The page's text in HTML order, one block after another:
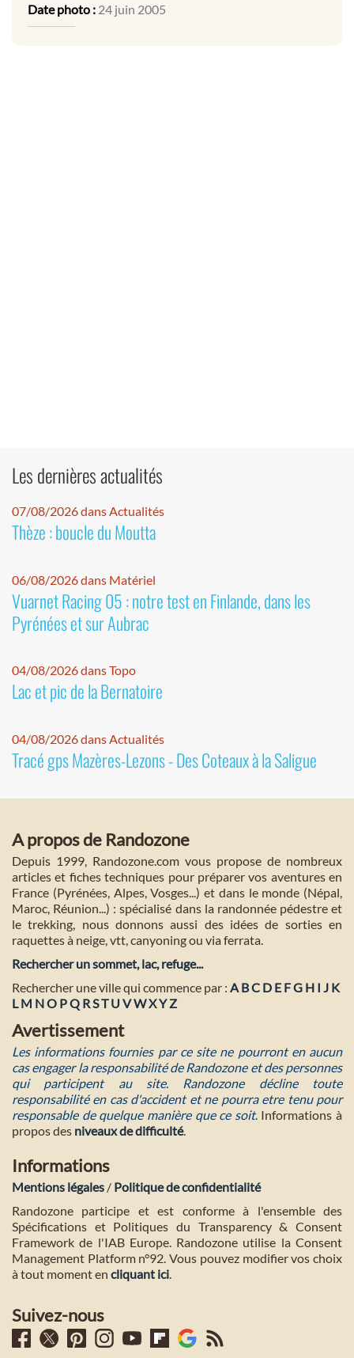
Date photo : 24 juin 2005
Les dernières actualités
07/08/2026 dans Actualités
Thèze : boucle du Moutta
06/08/2026 dans Matériel
Vuarnet Racing 05 : notre test en Finlande, dans les
Pyrénées et sur Aubrac
04/08/2026 dans Topo
Lac et pic de la Bernatoire
04/08/2026 dans Actualités
Tracé gps Mazères-Lezons - Des Coteaux à la Saligue
A propos de Randozone
Depuis 1999, Randozone.com vous propose de nombreux
articles et fiches techniques pour préparer vos aventures en
France (Pyrénées, Alpes, Vosges...) et dans le monde (Népal,
Maroc, Réunion...) : spécialisé dans la randonnée pédestre et
le trekking, nous donnons aussi des idées de sorties en
raquettes à neige, vtt, canyoning ou via ferrata.
Rechercher un sommet, lac, refuge...
Rechercher une ville qui commence par : A BC D E FG H I J K
L M NO PQ RST U VWXYZ
Avertissement
Les informations fournies par ce site ne pourront en aucun
cas engager la responsabilité de Randozone et des personnes
qui participent au site. Randozone décline toute
responsabilité en cas d'accident et ne pourra etre tenu pour
responsable de quelque manière que ce soit. Informations à
propos des niveaux de difficulté.
Informations
Mentions légales / Politique de confidentialité
Randozone participe et est conforme à l'ensemble des
Spécifications et Politiques du Transparency & Consent
Framework de l'IAB Europe. Randozone utilise la Consent
Management Platform n°92. Vous pouvez modifier vos choix
à tout moment en cliquant ici.
Suivez-nous